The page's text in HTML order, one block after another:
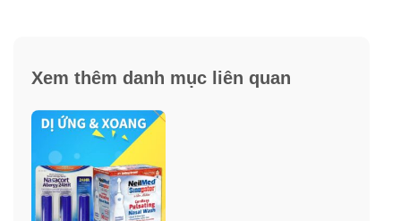
Công dụng Set 3 chai xịt mũi ngăn dị ứng
Nasacort Allergy 24hr Non-Drip Nasal
Xem thêm danh mục liên quan